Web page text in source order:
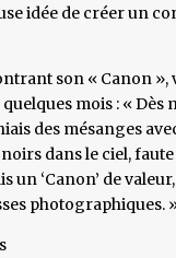
idée de créer un
son « Canon »,
mois : « Dès
des mésanges
dans le ciel,
un ‘Canon’ de
photographiques.